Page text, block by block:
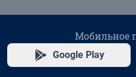
Мобильное
Google Play